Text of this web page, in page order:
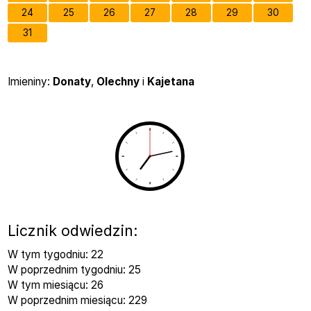
24
25 26 27 28 29
30
31
Imieniny
Imieniny: Donaty, Olechny i Kajetana
Licznik odwiedzin:
W tym tygodniu: 22
W poprzednim tygodniu: 25
W tym miesiącu: 26
W poprzednim miesiącu: 229